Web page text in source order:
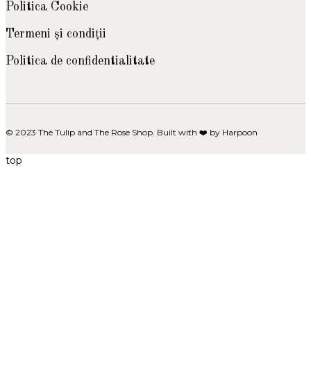
Politica Cookie
Termeni şi condiţii
Politica de confidentialitate
© 2023 The Tulip and The Rose Shop. Built with ❤️ by Harpoon
top